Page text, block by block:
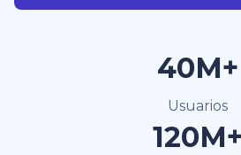
40M+
Usuarios
120M+